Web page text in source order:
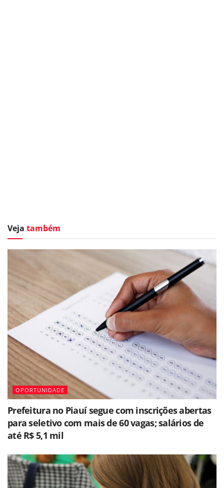
Veja também
OPORTUNIDADE
Prefeitura no Piauí segue com inscrições abertas
para seletivo com mais de 60 vagas; salários de
até R$ 5,1 mil